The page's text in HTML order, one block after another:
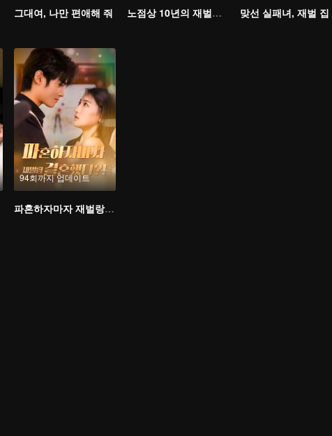
그대여, 나만 편애해 줘 노점상 10년의 재벌가 영애
94회까지 업데이트
파혼하자마자 재벌랑 결혼했다?!